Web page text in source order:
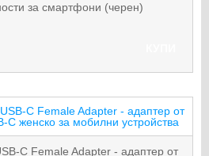
за смартфони (черен)
C Female Adapter - адаптер от